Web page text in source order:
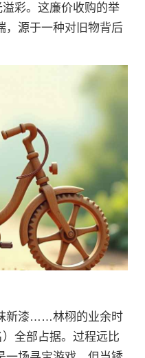
溢彩。这廉价收购的举
，源于一种对旧物背后
新漆……林栩的业余时
全部占据。过程远比